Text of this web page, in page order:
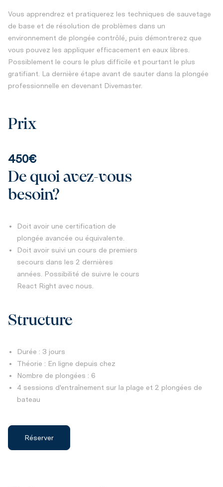
Vous apprendrez et pratiquerez les techniques de sauvetage
de base et de résolution de problèmes dans un
environnement de plongée contrôlé, puis démontrerez que
vous pouvez les appliquer efficacement en eaux libres.
Possiblement le cours le plus difficile et pourtant le plus
gratifiant. La dernière étape avant de sauter dans la plongée
Prix
450€
De quoi avez-vous
besoin?
Doit avoir une certification de
plongée avancée ou équivalente.
Doit avoir suivi un cours de premiers
secours dans les 2 dernières
années. Possibilité de suivre le cours
React Right avec nous.
Structure
Durée : 3 jours
Théorie : En ligne depuis chez
Nombre de plongées : 6
4 sessions d'entraînement sur la plage et 2 plongées de
bateau
Réserver